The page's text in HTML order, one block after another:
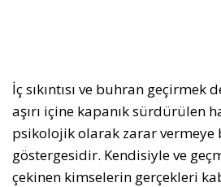
İç sıkıntısı ve buhran geçirmek
aşırı içine kapanık sürdürülen
psikolojik olarak zarar vermeye
göstergesidir. Kendisiyle ve
çekinen kimselerin gerçekleri